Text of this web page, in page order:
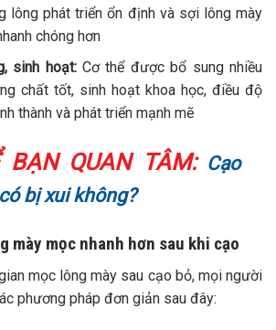
lông phát triển ổn định và sợi lông mày
chóng hơn
sinh hoạt:Cơ thể được bổ sung nhiều
chất tốt, sinh hoạt khoa học, điều độ
thành và phát triển mạnh mẽ
BẠN QUAN TÂM: Cạo
bị xui không?
mày mọc nhanh hơn sau khi cạo
mọc lông mày sau cạo bỏ, mọi người
phương pháp đơn giản sau đây: